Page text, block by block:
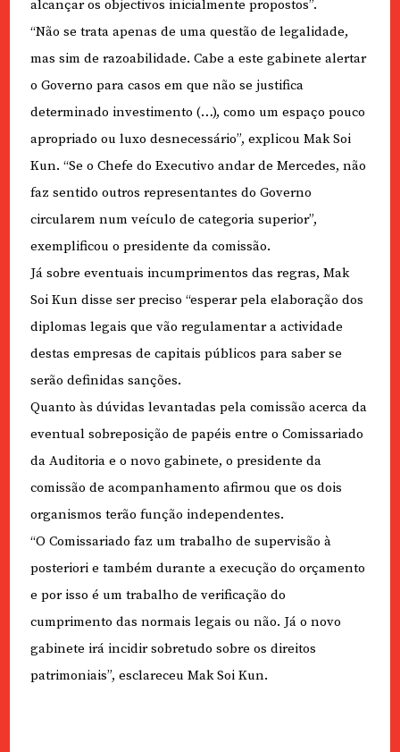
alcançar os objectivos inicialmente propostos”.
“Não se trata apenas de uma questão de legalidade,
mas sim de razoabilidade. Cabe a este gabinete alertar
o Governo para casos em que não se justifica
determinado investimento (…), como um espaço pouco
apropriado ou luxo desnecessário”, explicou Mak Soi
Kun. “Se o Chefe do Executivo andar de Mercedes, não
faz sentido outros representantes do Governo
circularem num veículo de categoria superior”,
exemplificou o presidente da comissão.
Já sobre eventuais incumprimentos das regras, Mak
Soi Kun disse ser preciso “esperar pela elaboração dos
diplomas legais que vão regulamentar a actividade
destas empresas de capitais públicos para saber se
serão definidas sanções.
Quanto às dúvidas levantadas pela comissão acerca da
eventual sobreposição de papéis entre o Comissariado
da Auditoria e o novo gabinete, o presidente da
comissão de acompanhamento afirmou que os dois
organismos terão função independentes.
“O Comissariado faz um trabalho de supervisão à
posteriori e também durante a execução do orçamento
e por isso é um trabalho de verificação do
cumprimento das normais legais ou não. Já o novo
gabinete irá incidir sobretudo sobre os direitos
patrimoniais”, esclareceu Mak Soi Kun.